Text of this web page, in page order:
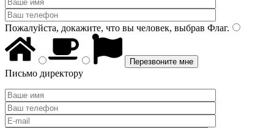
Пожалуйста, докажите, что вы человек, выбрав Флаг.
Письмо директору